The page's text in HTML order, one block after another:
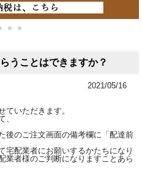
うことはできますか？
2021/05/16
ていただきます。
、
後のご注文画面の備考欄に「配達前
宅配業者にお願いするかたちになり
業者様のご判断になりますことあら